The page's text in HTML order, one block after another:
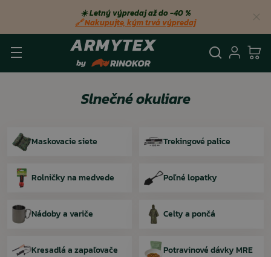
☀️ Letný výpredaj až do −40 %
🔗 Nakupujte, kým trvá výpredaj
Slnečné okuliare
Maskovacie siete Trekingové palice
Rolničky na medvede Poľné lopatky
Nádoby a variče Celty a pončá
Kresadlá a zapaľovače Potravinové dávky MRE